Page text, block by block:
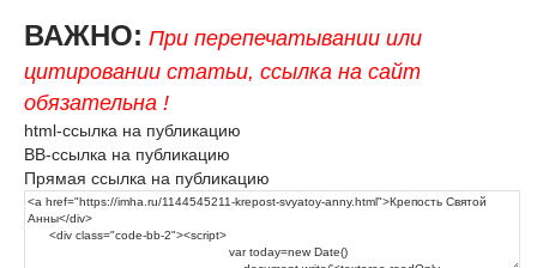
ВАЖНО: При перепечатывании или
цитировании статьи, ссылка на сайт
обязательна !
html-ссылка на публикацию
BB-ссылка на публикацию
Прямая ссылка на публикацию